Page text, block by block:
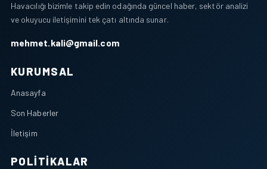
Havacılığı bizimle takip edin odağında güncel haber, sektör analizi
ve okuyucu iletişimini tek çatı altında sunar.
mehmet.kali@gmail.com
KURUMSAL
Anasayfa
Son Haberler
İletişim
POLITIKALAR